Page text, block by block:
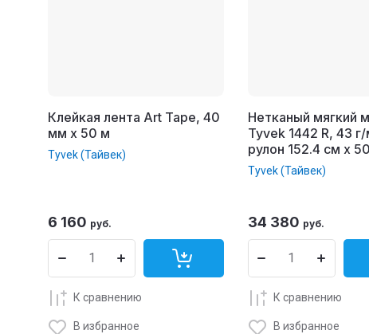
Клейкая лента Art Tape, 40
мм x 50 м
Tyvek (Тайвек)
6 160 руб.
К сравнению
В избранное
Нетканый мягкий
Tyvek 1442 R, 43
рулон 152.4 см x
Tyvek (Тайвек)
34 380 руб.
К сравнению
В избранное